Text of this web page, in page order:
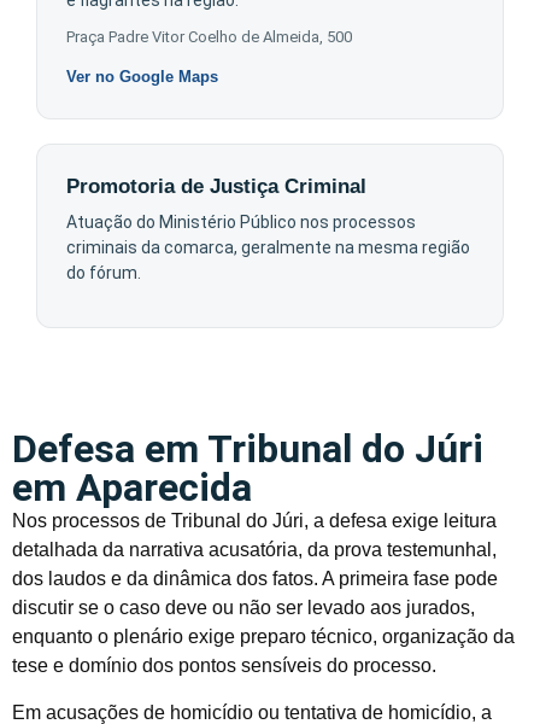
Praça Padre Vitor Coelho de Almeida, 500
Ver no Google Maps
Promotoria de Justiça Criminal
Atuação do Ministério Público nos processos
criminais da comarca, geralmente na mesma região
do fórum.
Defesa em Tribunal do Júri
em Aparecida
Nos processos de Tribunal do Júri, a defesa exige leitura
detalhada da narrativa acusatória, da prova testemunhal,
dos laudos e da dinâmica dos fatos. A primeira fase pode
discutir se o caso deve ou não ser levado aos jurados,
enquanto o plenário exige preparo técnico, organização da
tese e domínio dos pontos sensíveis do processo.
Em acusações de homicídio ou tentativa de homicídio, a